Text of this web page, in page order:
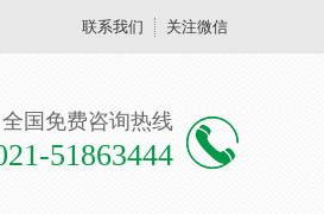
联系我们 关注微信
全国免费咨询热线
51863444